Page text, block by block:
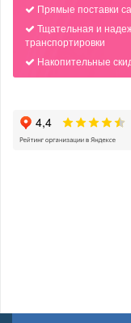
Прямые поставки
Тщательная и
транспортировки
Накопительные